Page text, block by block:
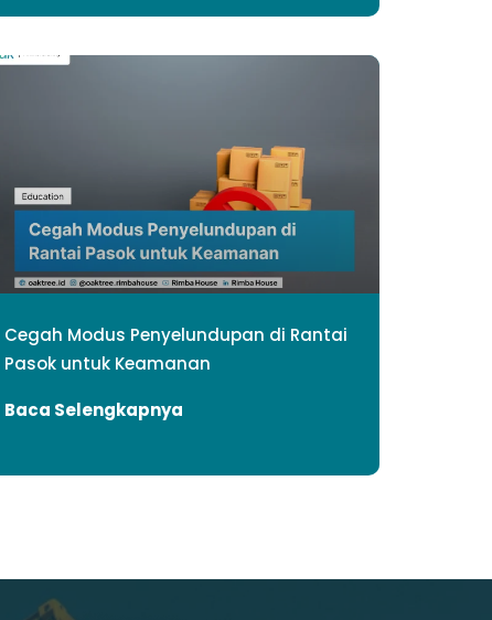
Cegah Modus Penyelundupan di Rantai
Pasok untuk Keamanan
Baca Selengkapnya